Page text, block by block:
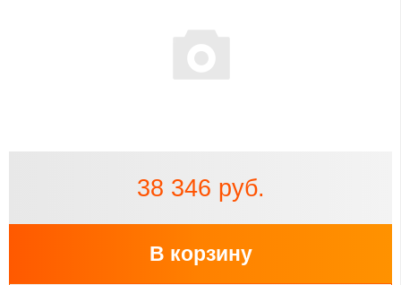
38 346 руб.
В корзину